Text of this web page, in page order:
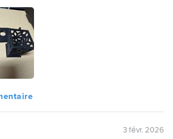
3 févr. 2026